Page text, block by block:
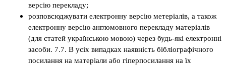
версію перекладу;
розповсюджувати електронну версію метеріалів, а також
електронну версію англомовного перекладу матеріалів
(для статей українською мовою) через будь-які електронні
засоби. 7.7. В усіх випадках наявність бібліографічного
посилання на матеріали або гіперпосилання на їх